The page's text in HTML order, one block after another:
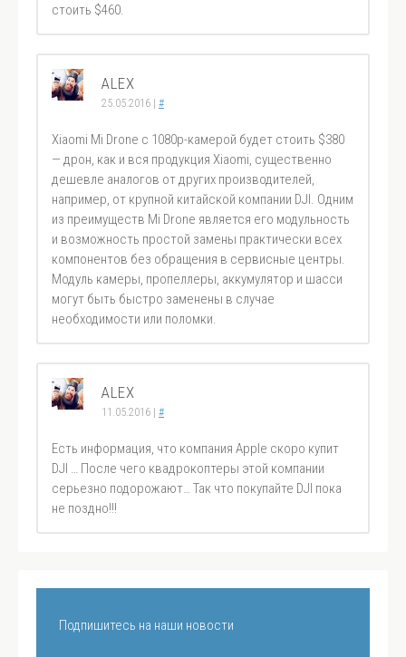
стоить $460.
ALEX
25.05.2016 #
Xiaomi Mi Drone с 1080p-камерой будет стоить $380
— дрон, как и вся продукция Xiaomi, существенно
дешевле аналогов от других производителей,
например, от крупной китайской компании DJI. Одним
из преимуществ Mi Drone является его модульность
и возможность простой замены практически всех
компонентов без обращения в сервисные центры.
Модуль камеры, пропеллеры, аккумулятор и шасси
могут быть быстро заменены в случае
необходимости или поломки.
ALEX
11.05.2016 #
Есть информация, что компания Apple скоро купит
DJI … После чего квадрокоптеры этой компании
серьезно подорожают… Так что покупайте DJI пока
не поздно!!!
Подпишитесь на наши новости